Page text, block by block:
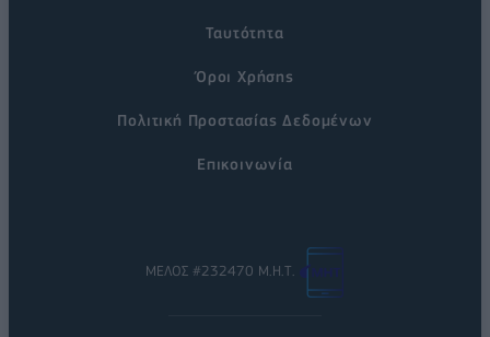
Ταυτότητα
Όροι Χρήσης
Πολιτική Προστασίας Δεδομένων
Επικοινωνία
ΜΕΛΟΣ #232470 Μ.Η.Τ.